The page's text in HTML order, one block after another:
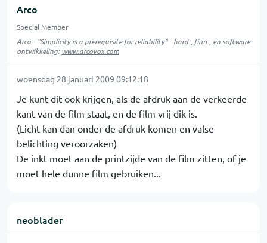
Arco
Special Member
Arco - "Simplicity is a prerequisite for reliability" - hard-, firm-, en software
ontwikkeling:www.arcovox.com
woensdag 28 januari 2009 09:12:18
Je kunt dit ook krijgen, als de afdruk aan de verkeerde
kant van de film staat, en de film vrij dik is.
(Licht kan dan onder de afdruk komen en valse
belichting veroorzaken)
De inkt moet aan de printzijde van de film zitten, of je
moet hele dunne film gebruiken...
neoblader